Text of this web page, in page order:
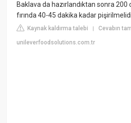
Baklava da hazırlandıktan sonra
fırında 40-45 dakika kadar
Kaynak kaldırma talebi |Cevabın
unileverfoodsolutions.com.tr